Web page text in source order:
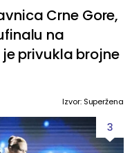
Crne Gore,
na
privukla brojne
Izvor: Superžena
3